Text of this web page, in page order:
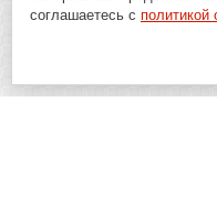
соглашаетесь с политикой